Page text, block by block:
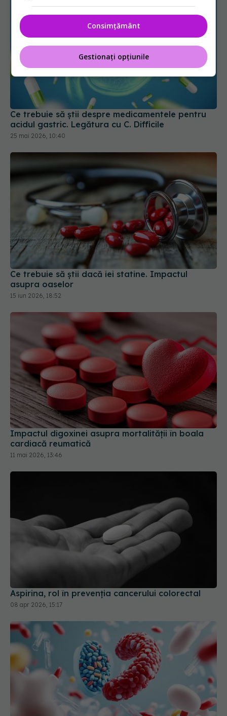
Ce trebuie să știi despre medicamentele pentru
acidul gastric. Legătura cu C. Difficile
25 mai 2026, 10:40
Ce trebuie să știi dacă iei statine. Impactul
asupra oaselor
15 iun 2026, 18:52
Impactul digoxinei asupra mortalității în boala
cardiacă reumatică
11 mai 2026, 13:46
Aspirina, rol în prevenția cancerului colorectal
Metformin, impact asupra pacienților cu cancer
Consimțământ
Gestionați opțiunile